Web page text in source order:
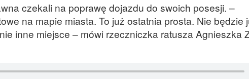
czekali na poprawę dojazdu do swoich posesji. –
na mapie miasta. To już ostatnia prosta. Nie będzie
inne miejsce – mówi rzeczniczka ratusza Agnieszka